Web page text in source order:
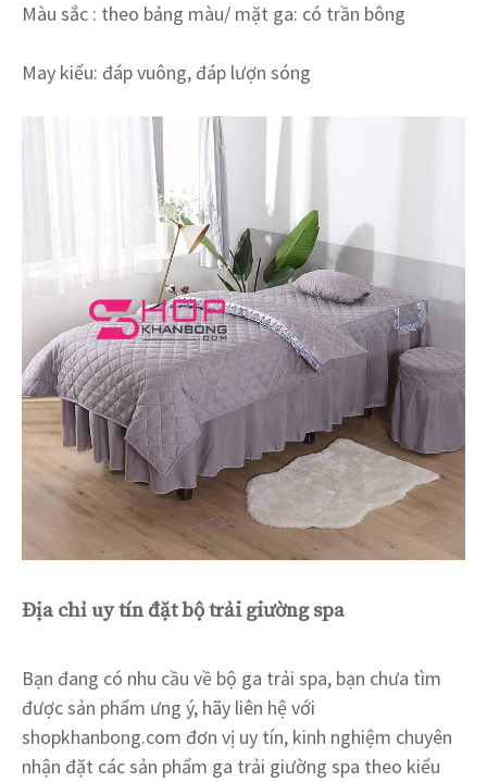
Màu sắc : theo bảng màu/ mặt ga: có trần bông
May kiểu: đáp vuông, đáp lượn sóng
Địa chỉ uy tín đặt bộ trải giường spa
Bạn đang có nhu cầu về bộ ga trải spa, bạn chưa tìm
được sản phẩm ưng ý, hãy liên hệ với
shopkhanbong.com đơn vị uy tín, kinh nghiệm chuyên
nhận đặt các sản phẩm ga trải giường spa theo kiểu